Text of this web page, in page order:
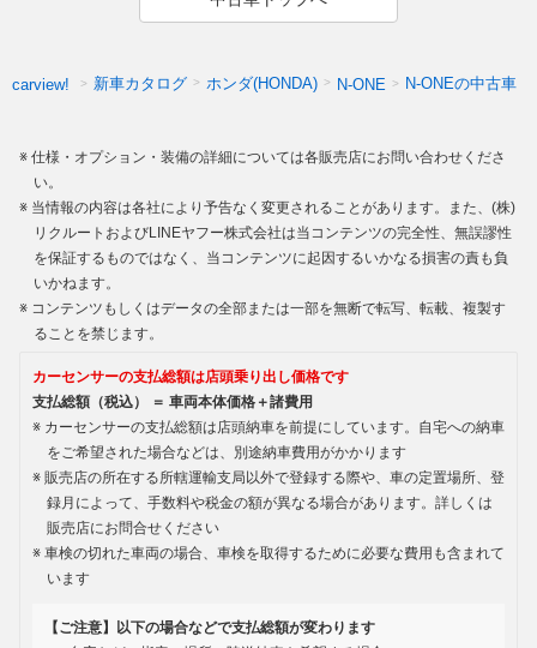
carview! 新車カタログ ホンダ(HONDA) N-ONE N-ONEの中古車
仕様・オプション・装備の詳細については各販売店にお問い合わせくださ
い。
当情報の内容は各社により予告なく変更されることがあります。また、(株)
リクルートおよびLINEヤフー株式会社は当コンテンツの完全性、無誤謬性
を保証するものではなく、当コンテンツに起因するいかなる損害の責も負
いかねます。
コンテンツもしくはデータの全部または一部を無断で転写、転載、複製す
ることを禁じます。
カーセンサーの支払総額は店頭乗り出し価格です
支払総額（税込） ＝ 車両本体価格＋諸費用
カーセンサーの支払総額は店頭納車を前提にしています。自宅への納車
をご希望された場合などは、別途納車費用がかかります
販売店の所在する所轄運輸支局以外で登録する際や、車の定置場所、登
録月によって、手数料や税金の額が異なる場合があります。詳しくは
販売店にお問合せください
車検の切れた車両の場合、車検を取得するために必要な費用も含まれて
います
【ご注意】以下の場合などで支払総額が変わります